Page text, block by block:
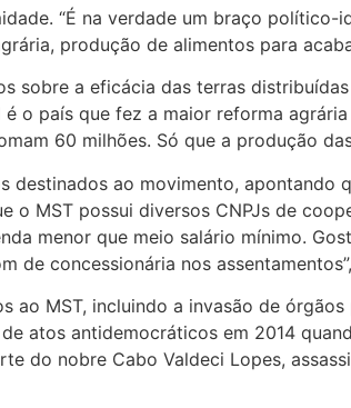
“É na verdade um braço
produção de alimentos para
sobre a eficácia das terras
o país que fez a maior reforma
60 milhões. Só que a produção
destinados ao movimento,
o MST possui diversos CNPJs de
menor que meio salário mínimo.
de concessionária nos
ao MST, incluindo a invasão de
atos antidemocráticos em 2014
do nobre Cabo Valdeci Lopes,